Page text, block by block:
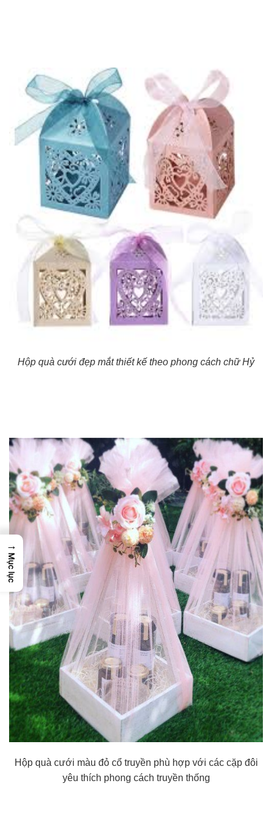
Hộp quà cưới đẹp mắt thiết kế theo phong cách chữ Hỷ
Hộp quà cưới màu đỏ cổ truyền phù hợp với các cặp đôi
yêu thích phong cách truyền thống
→
Mục lục